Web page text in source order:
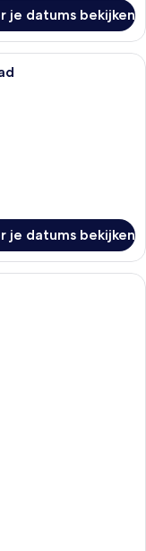
je datums bekijken
met twee bedden,
je datums bekijken